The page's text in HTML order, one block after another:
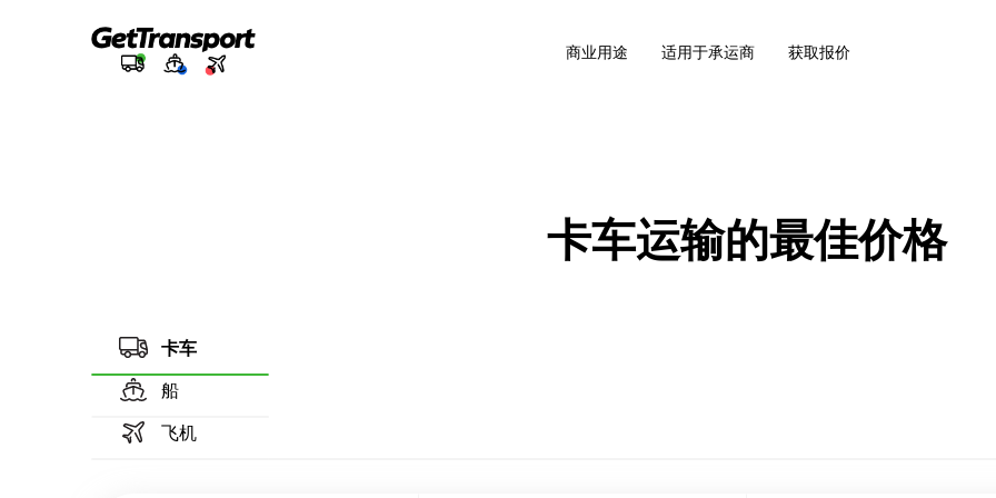
商业用途 适用于承运商 获取报价
卡车运输的最佳价格
卡车
船
飞机